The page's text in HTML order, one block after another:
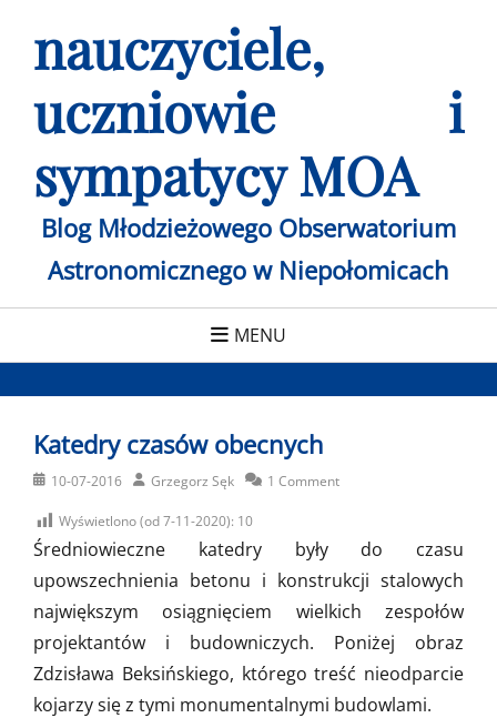
contentnauczyciele,
uczniowie i
sympatycy MOA
Blog Młodzieżowego Obserwatorium
Astronomicznego w Niepołomicach
MENU
Katedry czasów obecnych
Posted10-07-2016 Author
Grzegorz Sęk 1 Comment
Wyświetlono (od 7-11-2020): 10
Średniowieczne katedry były do czasu
upowszechnienia betonu i konstrukcji stalowych
największym osiągnięciem wielkich zespołów
projektantów i budowniczych. Poniżej obraz
Zdzisława Beksińskiego, którego treść nieodparcie
kojarzy się z tymi monumentalnymi budowlami.